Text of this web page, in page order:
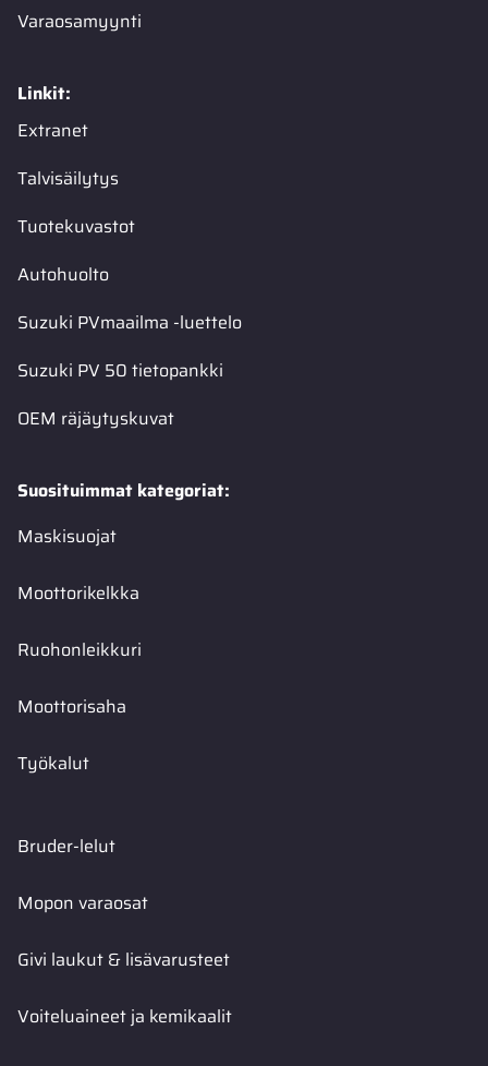
Varaosamyynti
Linkit:
Extranet
Talvisäilytys
Tuotekuvastot
Autohuolto
Suzuki PVmaailma -luettelo
Suzuki PV 50 tietopankki
OEM räjäytyskuvat
Suosituimmat kategoriat:
Maskisuojat
Moottorikelkka
Ruohonleikkuri
Moottorisaha
Työkalut
Bruder-lelut
Mopon varaosat
Givi laukut & lisävarusteet
Voiteluaineet ja kemikaalit